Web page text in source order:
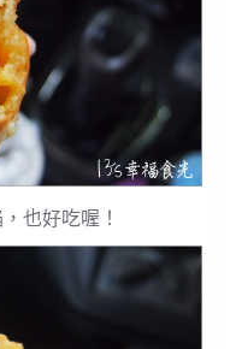
也好吃喔！